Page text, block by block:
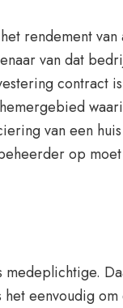
rendement
van dat
contract
van een
op
eenvoudig